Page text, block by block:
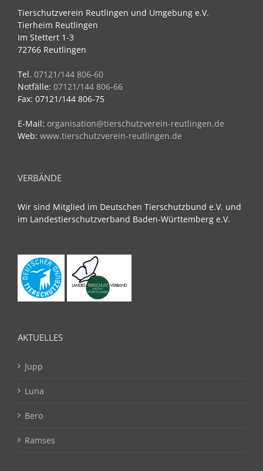
Tierschutzverein Reutlingen und Umgebung e.V.
Tierheim Reutlingen
Im Stettert 1-3
72766 Reutlingen
Tel. 07121/144 806-60
Notfälle: 07121/144 806-66
Fax: 07121/144 806-75
E-Mail: organisation@tierschutzverein-reutlingen.de
Web: www.tierschutzverein-reutlingen.de
VERBÄNDE
Wir sind Mitglied im Deutschen Tierschutzbund e.V. und
im Landestierschutzverband Baden-Württemberg e.V.
AKTUELLES
Jupp
Luna
Bero
Ramses